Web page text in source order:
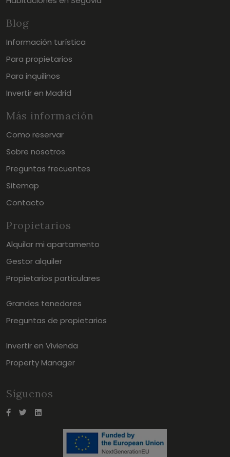
Blog
Información turística
Para propietarios
Para inquilinos
Invertir en Madrid
Más información
Como reservar
Sobre nosotros
Preguntas frecuentes
Sitemap
Contacto
Propietarios
Alquilar mi apartamento
Gestor alquiler
Propietarios particulares
Grandes tenedores
Preguntas de propietarios
Invertir en Vivienda
Property Manager
Síguenos